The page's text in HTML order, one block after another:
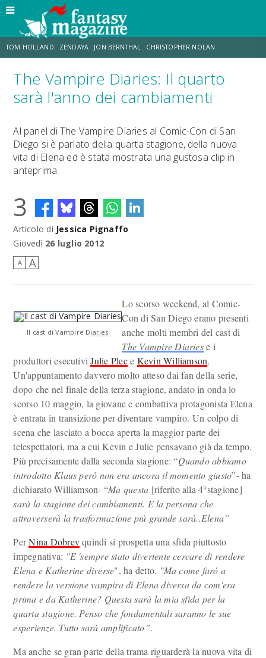
TOM HOLLAND ZENDAYA JON BERNTHAL CHRISTOPHER NOLAN
STRANIMONDI LUCCA COMICS & GAMES ODISSEA DESTIN DANIEL CRETTON
The Vampire Diaries: Il quarto
sarà l'anno dei cambiamenti
Al panel di The Vampire Diaries al Comic-Con di San
Diego si è parlato della quarta stagione, della nuova
vita di Elena ed è stata mostrata una gustosa clip in
anteprima.
3
Articolo di Jessica Pignaffo
Giovedì 26 luglio 2012
A A
Il cast di Vampire Diaries
Lo scorso weekend, al Comic-
Con di San Diego erano presenti
anche molti membri del cast di
The Vampire Diariese i
produttori esecutiviJulie Plece Kevin Williamson.
Un'appuntamento davvero molto atteso dai fan della serie,
dopo che nel finale della terza stagione, andato in onda lo
scorso 10 maggio, la giovane e combattiva protagonista Elena
è entrata in transizione per diventare vampiro. Un colpo di
scena che lasciato a bocca aperta la maggior parte dei
telespettatori, ma a cui Kevin e Julie pensavano già da tempo.
Più precisamente dalla seconda stagione: “Quando abbiamo
introdotto Klaus però non era ancora il momento giusto”- ha
dichiarato Williamson- “Ma questa [riferito alla 4°stagione]
sarà la stagione dei cambiamenti. E la persona che
attraverserà la trasformazione più grande sarà..Elena”
PerNina Dobrevquindi si prospetta una sfida piuttosto
impegnativa: "E 'sempre stato divertente cercare di rendere
Elena e Katherine diverse", ha detto. "Ma come farò a
rendere la versione vampira di Elena diversa da com'era
prima e da Katherine? Questa sarà la mia sfida per la
quarta stagione. Penso che fondamentali saranno le sue
esperienze. Tutto sarà amplificato”.
Ma anche se gran parte della trama riguarderà la nuova vita di